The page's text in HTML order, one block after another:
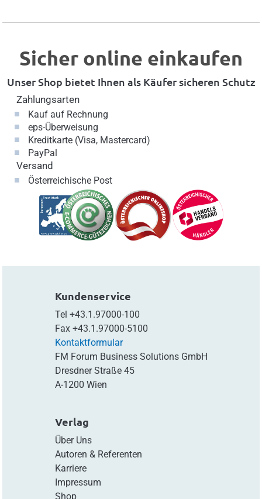
Sicher online einkaufen
Unser Shop bietet Ihnen als Käufer sicheren Schutz
Zahlungsarten
Kauf auf Rechnung
eps-Überweisung
Kreditkarte (Visa, Mastercard)
PayPal
Versand
Österreichische Post
Kundenservice
Tel +43.1.97000-100
Fax +43.1.97000-5100
Kontaktformular
FM Forum Business Solutions GmbH
Dresdner Straße 45
A-1200 Wien
Verlag
Über Uns
Autoren & Referenten
Karriere
Impressum
Shop